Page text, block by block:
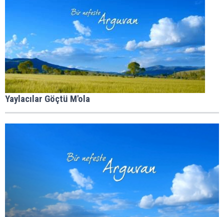
Yaylacılar Göçtü M'ola